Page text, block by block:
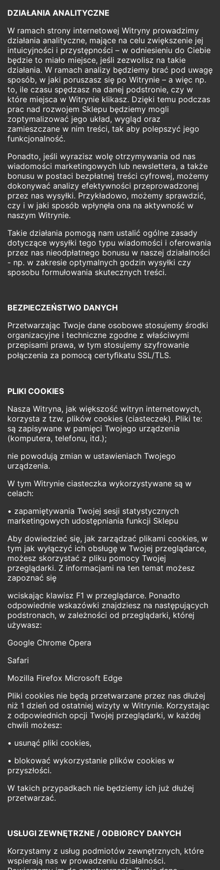
DZIAŁANIA ANALITYCZNE
W ramach strony internetowej Witryny prowadzimy
działania analityczne, mające na celu zwiększenie jej
intuicyjności i przystępności – w odniesieniu do Ciebie
będzie to miało miejsce, jeśli zezwolisz na takie
działania. W ramach analizy będziemy brać pod uwagę
sposób, w jaki poruszasz się po Witrynie – a więc np.
to, ile czasu spędzasz na danej podstronie, czy w
które miejsca w Witrynie klikasz. Dzięki temu podczas
prac nad rozwojem Sklepu będziemy mogli
zoptymalizować jego układ, wygląd oraz
zamieszczane w nim treści, tak aby polepszyć jego
funkcjonalność.
Ponadto, jeśli wyrazisz wolę otrzymywania od nas
wiadomości marketingowych lub newslettera, a także
bonusu w postaci bezpłatnej treści cyfrowej, możemy
dokonywać analizy efektywności przeprowadzonej
przez nas wysyłki. Przykładowo, możemy sprawdzić,
czy i w jaki sposób wpłynęła ona na aktywność w
naszym Witrynie.
Takie działania pomogą nam ustalić ogólne zasady
dotyczące wysyłki tego typu wiadomości i oferowania
przez nas nieodpłatnego bonusu w naszej działalności
- np. w zakresie optymalnych godzin wysyłki czy
sposobu formułowania skutecznych treści.
BEZPIECZEŃSTWO DANYCH
Przetwarzając Twoje dane osobowe stosujemy środki
organizacyjne i techniczne zgodne z właściwymi
przepisami prawa, w tym stosujemy szyfrowanie
połączenia za pomocą certyﬁkatu SSL/TLS.
PLIKI COOKIES
Nasza Witryna, jak większość witryn internetowych,
korzysta z tzw. plików cookies (ciasteczek). Pliki te:
są zapisywane w pamięci Twojego urządzenia
(komputera, telefonu, itd.);
nie powodują zmian w ustawieniach Twojego
urządzenia.
W tym Witrynie ciasteczka wykorzystywane są w
celach:
• zapamiętywania Twojej sesji statystycznych
marketingowych udostępniania funkcji Sklepu
Aby dowiedzieć się, jak zarządzać plikami cookies, w
tym jak wyłączyć ich obsługę w Twojej przeglądarce,
możesz skorzystać z pliku pomocy Twojej
przeglądarki. Z informacjami na ten temat możesz
zapoznać się
wciskając klawisz F1 w przeglądarce. Ponadto
odpowiednie wskazówki znajdziesz na następujących
podstronach, w zależności od przeglądarki, której
używasz:
Google Chrome Opera
Safari
Mozilla Firefox Microsoft Edge
Pliki cookies nie będą przetwarzane przez nas dłużej
niż 1 dzień od ostatniej wizyty w Witrynie. Korzystając
z odpowiednich opcji Twojej przeglądarki, w każdej
chwili możesz:
• usunąć pliki cookies,
• blokować wykorzystanie plików cookies w
przyszłości.
W takich przypadkach nie będziemy ich już dłużej
przetwarzać.
USŁUGI ZEWNĘTRZNE / ODBIORCY DANYCH
Korzystamy z usług podmiotów zewnętrznych, które
wspierają nas w prowadzeniu działalności.